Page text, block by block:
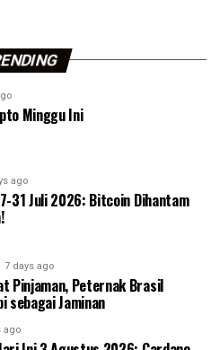
Minggu Ini
ago
31 Juli 2026: Bitcoin Dihantam
7 days ago
Pinjaman, Peternak Brasil
sebagai Jaminan
ago